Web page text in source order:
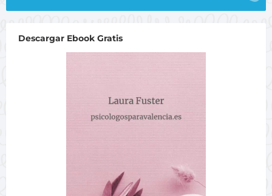
Descargar Ebook Gratis